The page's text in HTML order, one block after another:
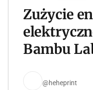
Zużycie
Bambu
@heheprint